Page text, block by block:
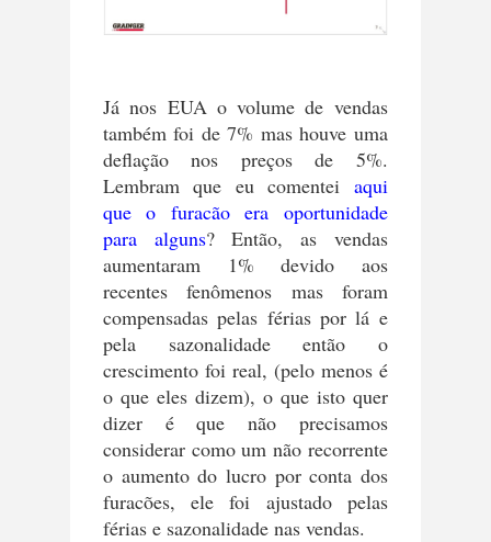
Já nos EUA o volume de vendas
também foi de 7% mas houve uma
deflação nos preços de 5%.
Lembram que eu comentei aqui
que o furacão era oportunidade
para alguns? Então, as vendas
aumentaram 1% devido aos
recentes fenômenos mas foram
compensadas pelas férias por lá e
pela sazonalidade então o
crescimento foi real, (pelo menos é
o que eles dizem), o que isto quer
dizer é que não precisamos
considerar como um não recorrente
o aumento do lucro por conta dos
furacões, ele foi ajustado pelas
férias e sazonalidade nas vendas.